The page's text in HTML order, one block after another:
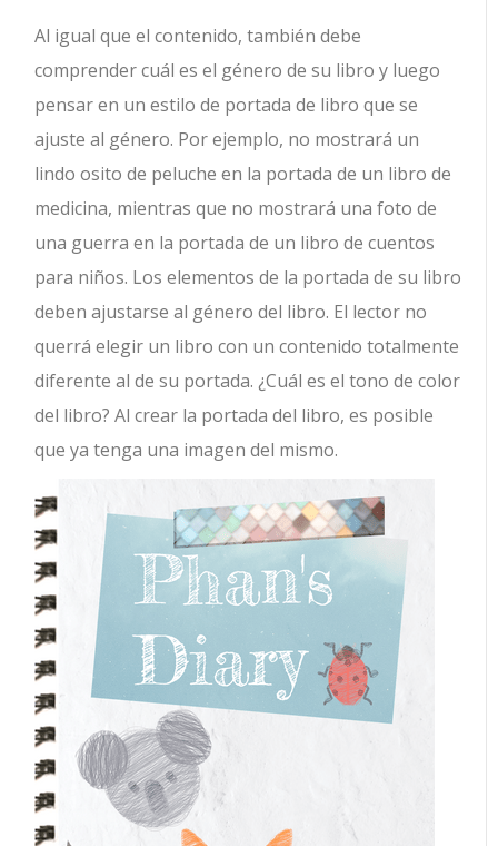
Al igual que el contenido, también debe
comprender cuál es el género de su libro y luego
pensar en un estilo de portada de libro que se
ajuste al género. Por ejemplo, no mostrará un
lindo osito de peluche en la portada de un libro de
medicina, mientras que no mostrará una foto de
una guerra en la portada de un libro de cuentos
para niños. Los elementos de la portada de su libro
deben ajustarse al género del libro. El lector no
querrá elegir un libro con un contenido totalmente
diferente al de su portada. ¿Cuál es el tono de color
del libro? Al crear la portada del libro, es posible
que ya tenga una imagen del mismo.